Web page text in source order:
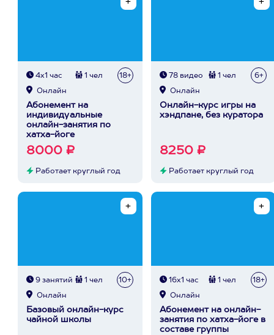
4х1 час 1 чел 18+
Онлайн
Абонемент на
индивидуальные
онлайн-занятия по
хатха-йоге
8000 ₽
Работает круглый год
78 видео 1 чел 6+
Онлайн
Онлайн-курс игры на
хэндпане, без куратора
8250 ₽
Работает круглый год
9 занятий 1 чел 10+
Онлайн
Базовый онлайн-курс
чайной школы
16х1 час 1 чел 18+
Онлайн
Абонемент на онлайн-
занятия по хатха-йоге в
составе группы